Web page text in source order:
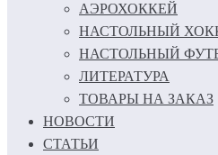
АЭРОХОККЕЙ
НАСТОЛЬНЫЙ
НАСТОЛЬНЫЙ
ЛИТЕРАТУРА
ТОВАРЫ НА ЗАКАЗ
НОВОСТИ
СТАТЬИ